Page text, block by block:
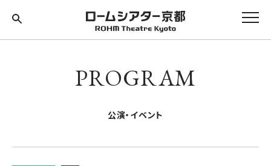
PROGRAM
公演・イベント